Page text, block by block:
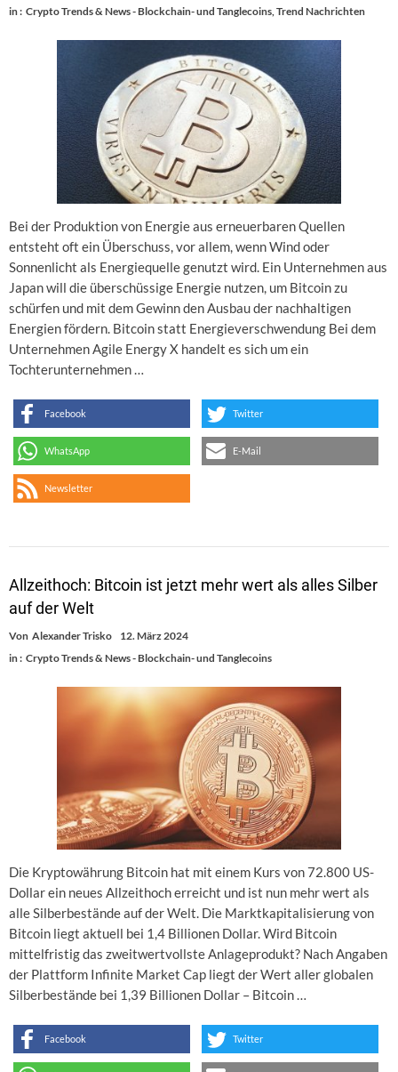
in : Crypto Trends & News - Blockchain- und Tanglecoins,Trend Nachrichten
Bei der Produktion von Energie aus erneuerbaren Quellen
entsteht oft ein Überschuss, vor allem, wenn Wind oder
Sonnenlicht als Energiequelle genutzt wird. Ein Unternehmen aus
Japan will die überschüssige Energie nutzen, um Bitcoin zu
schürfen und mit dem Gewinn den Ausbau der nachhaltigen
Energien fördern. Bitcoin statt Energieverschwendung Bei dem
Unternehmen Agile Energy X handelt es sich um ein
Tochterunternehmen …
Facebook Twitter
WhatsApp E-Mail
Newsletter
Allzeithoch: Bitcoin ist jetzt mehr wert als alles Silber
auf der Welt
Von Alexander Trisko
12. März 2024
in : Crypto Trends & News - Blockchain- und Tanglecoins
Die Kryptowährung Bitcoin hat mit einem Kurs von 72.800 US-
Dollar ein neues Allzeithoch erreicht und ist nun mehr wert als
alle Silberbestände auf der Welt. Die Marktkapitalisierung von
Bitcoin liegt aktuell bei 1,4 Billionen Dollar. Wird Bitcoin
mittelfristig das zweitwertvollste Anlageprodukt? Nach Angaben
der Plattform Infinite Market Cap liegt der Wert aller globalen
Silberbestände bei 1,39 Billionen Dollar – Bitcoin …
Facebook Twitter